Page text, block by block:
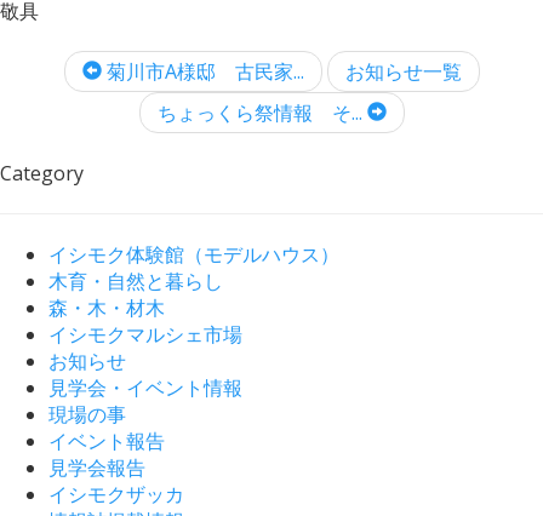
敬具
菊川市A様邸 古民家...
お知らせ一覧
ちょっくら祭情報 そ...
Category
イシモク体験館（モデルハウス）
木育・自然と暮らし
森・木・材木
イシモクマルシェ市場
お知らせ
見学会・イベント情報
現場の事
イベント報告
見学会報告
イシモクザッカ